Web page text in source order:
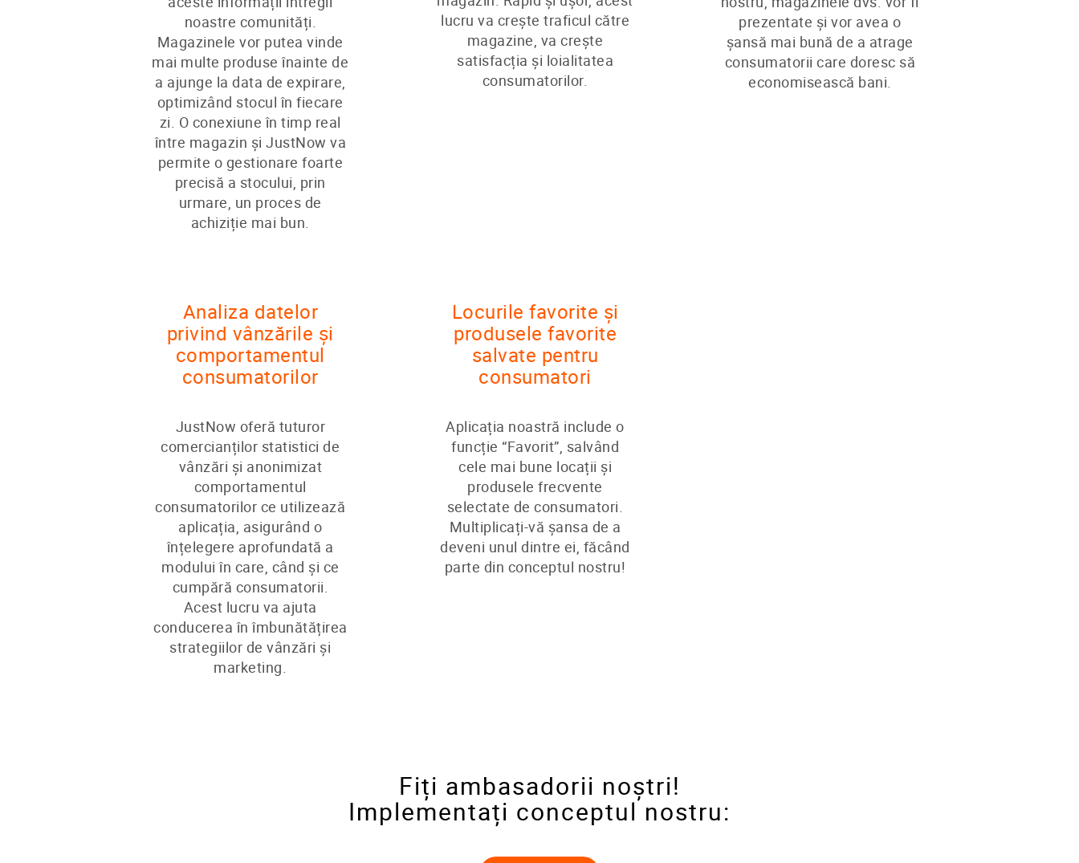
noastre comunități.
Magazinele vor putea vinde
mai multe produse înainte de
a ajunge la data de expirare,
optimizând stocul în fiecare
zi. O conexiune în timp real
între magazin și JustNow va
permite o gestionare foarte
precisă a stocului, prin
urmare, un proces de
achiziție mai bun.
lucru va crește traficul către
magazine, va crește
satisfacția și loialitatea
consumatorilor.
prezentate și vor avea o
șansă mai bună de a atrage
consumatorii care doresc să
economisească bani.
Analiza datelor
privind vânzările și
comportamentul
consumatorilor
JustNow oferă tuturor
comercianților statistici de
vânzări și anonimizat
comportamentul
consumatorilor ce utilizează
aplicația, asigurând o
înțelegere aprofundată a
modului în care, când și ce
cumpără consumatorii.
Acest lucru va ajuta
conducerea în îmbunătățirea
strategiilor de vânzări și
marketing.
Locurile favorite și
produsele favorite
salvate pentru
consumatori
Aplicația noastră include o
funcție “Favorit”, salvând
cele mai bune locații și
produsele frecvente
selectate de consumatori.
Multiplicați-vă șansa de a
deveni unul dintre ei, făcând
parte din conceptul nostru!
Fiți ambasadorii noștri!
Implementați conceptul nostru: